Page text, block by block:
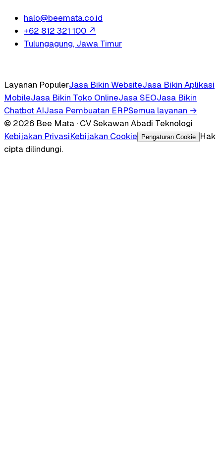
halo@beemata.co.id
+62 812 321 100 ↗
Tulungagung, Jawa Timur
Layanan PopulerJasa Bikin WebsiteJasa Bikin Aplikasi
MobileJasa Bikin Toko OnlineJasa SEOJasa Bikin
Chatbot AIJasa Pembuatan ERPSemua layanan →
© 2026 Bee Mata · CV Sekawan Abadi Teknologi
Kebijakan PrivasiKebijakan Cookie Pengaturan Cookie
Hak
cipta dilindungi.